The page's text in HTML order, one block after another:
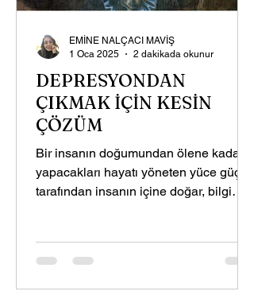
DEPRESYONDAN
ÇIKMAK İÇİN KESİN
ÇÖZÜM
Bir insanın doğumundan ölene kadar
yapacakları hayatı yöneten yüce güç
tarafından insanın içine doğar, bilgi
EMİNE NALÇACI MAVİŞ
1 Oca 2025
2 dakikada okunur